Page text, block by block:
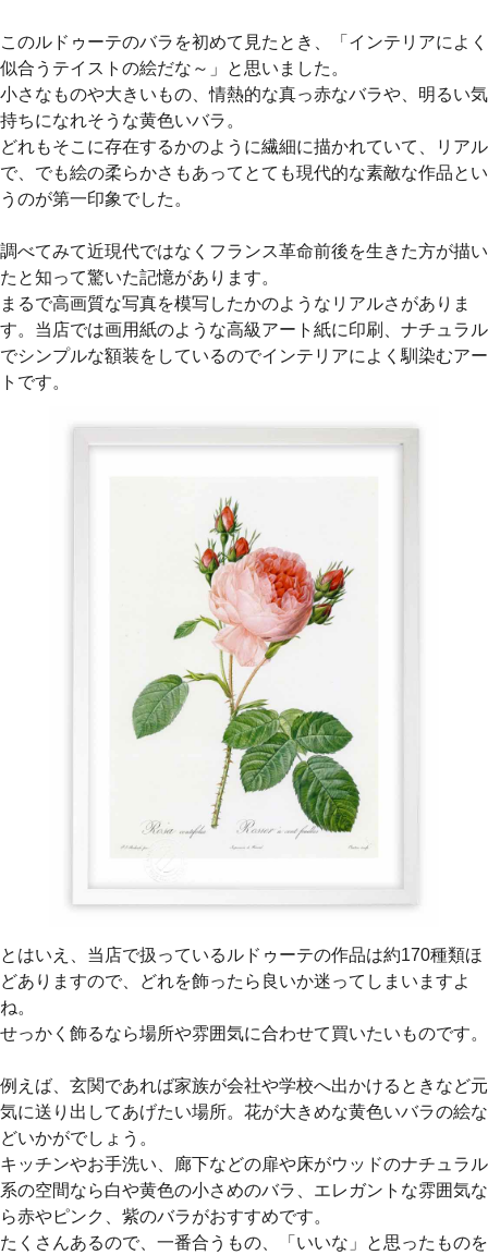
このルドゥーテのバラを初めて見たとき、「インテリアによく
似合うテイストの絵だな～」と思いました。
小さなものや大きいもの、情熱的な真っ赤なバラや、明るい気
持ちになれそうな黄色いバラ。
どれもそこに存在するかのように繊細に描かれていて、リアル
で、でも絵の柔らかさもあってとても現代的な素敵な作品とい
うのが第一印象でした。
調べてみて近現代ではなくフランス革命前後を生きた方が描い
たと知って驚いた記憶があります。
まるで高画質な写真を模写したかのようなリアルさがありま
す。当店では画用紙のような高級アート紙に印刷、ナチュラル
でシンプルな額装をしているのでインテリアによく馴染むアー
トです。
とはいえ、当店で扱っているルドゥーテの作品は約170種類ほ
どありますので、どれを飾ったら良いか迷ってしまいますよ
ね。
せっかく飾るなら場所や雰囲気に合わせて買いたいものです。
例えば、玄関であれば家族が会社や学校へ出かけるときなど元
気に送り出してあげたい場所。花が大きめな黄色いバラの絵な
どいかがでしょう。
キッチンやお手洗い、廊下などの扉や床がウッドのナチュラル
系の空間なら白や黄色の小さめのバラ、エレガントな雰囲気な
ら赤やピンク、紫のバラがおすすめです。
たくさんあるので、一番合うもの、「いいな」と思ったものを